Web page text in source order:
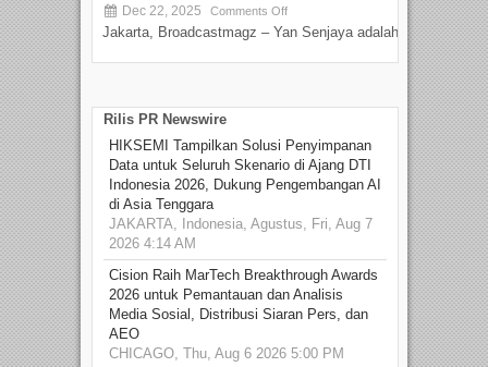
Dec 22, 2025 Comments Off
Jakarta, Broadcastmagz – Yan Senjaya adalah...
Rilis PR Newswire
HIKSEMI Tampilkan Solusi Penyimpanan
Data untuk Seluruh Skenario di Ajang DTI
Indonesia 2026, Dukung Pengembangan AI
di Asia Tenggara
JAKARTA, Indonesia, Agustus, Fri, Aug 7
2026 4:14 AM
Cision Raih MarTech Breakthrough Awards
2026 untuk Pemantauan dan Analisis
Media Sosial, Distribusi Siaran Pers, dan
AEO
CHICAGO, Thu, Aug 6 2026 5:00 PM